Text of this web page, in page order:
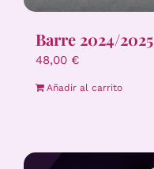
Barre 2024/2025
48,00 €
Añadir al carrito